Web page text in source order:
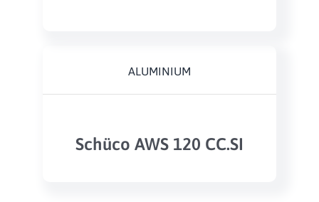
ALUMINIUM
Schüco AWS 120 CC.SI